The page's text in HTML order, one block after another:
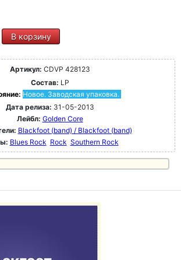
В корзину
Артикул: CDVP 428123
Состав: LP
Новое. Заводская упаковка.
Дата релиза: 31-05-2013
Лейбл: Golden Core
Blackfoot (band) / Blackfoot (band)
Blues Rock Rock Southern Rock